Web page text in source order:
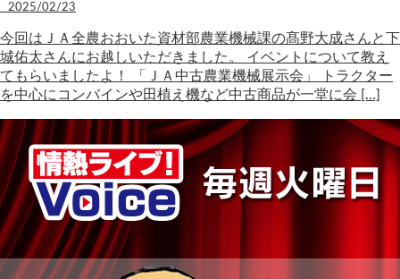
2025/02/23
今回はＪＡ全農おおいた資材部農業機械課の髙野大成さんと下
城佑太さんにお越しいただきました。 イベントについて教え
てもらいましたよ！ 「ＪＡ中古農業機械展示会」 トラクター
を中心にコンバインや田植え機など中古商品が一堂に会 […]